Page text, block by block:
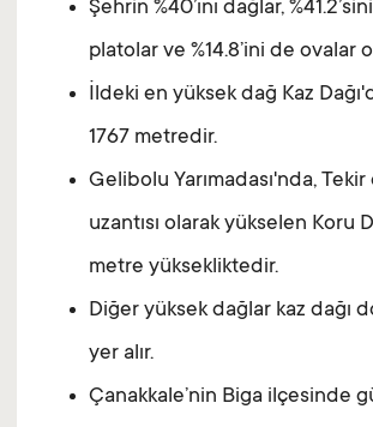
Şehrin %40’ını dağlar,
platolar ve %14.8’ini de ovalar
İldeki en yüksek dağ Kaz
1767 metredir.
Gelibolu Yarımadası'nda, Tekir
uzantısı olarak yükselen Koru
metre yüksekliktedir.
Diğer yüksek dağlar kaz dağı
yer alır.
Çanakkale’nin Biga ilçesinde